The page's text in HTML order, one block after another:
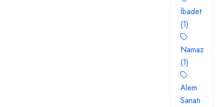
İbadet
(1)
Namaz
(1)
Alem
Sanatı